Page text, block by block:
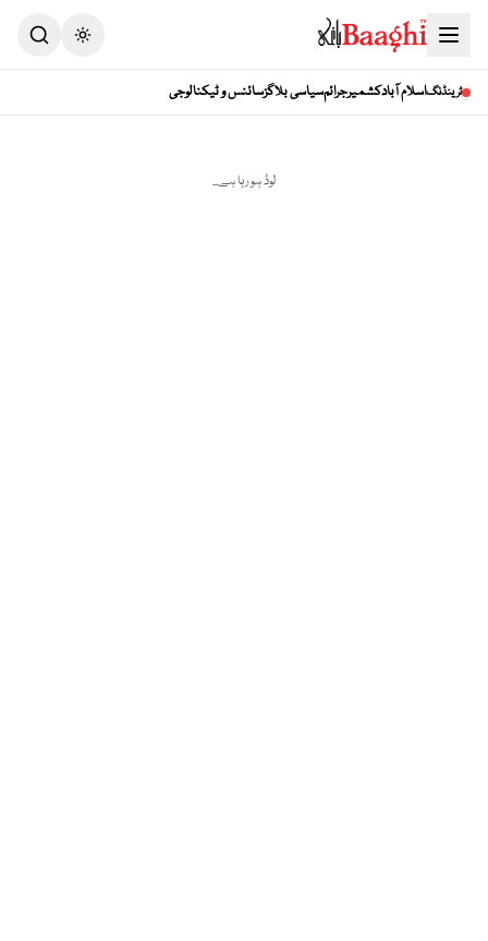
Toggle theme
ٹرینڈنگاسلام آبادکشمیرجرائمسیاسی بلاگزسائنس و ٹیکنالوجی
لوڈ ہو رہا ہے...